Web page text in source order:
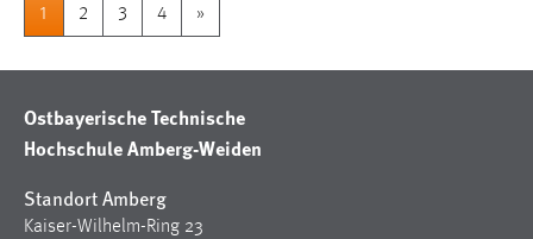
1 2 3 4 »
Ostbayerische Technische
Hochschule Amberg-Weiden
Standort Amberg
Kaiser-Wilhelm-Ring 23